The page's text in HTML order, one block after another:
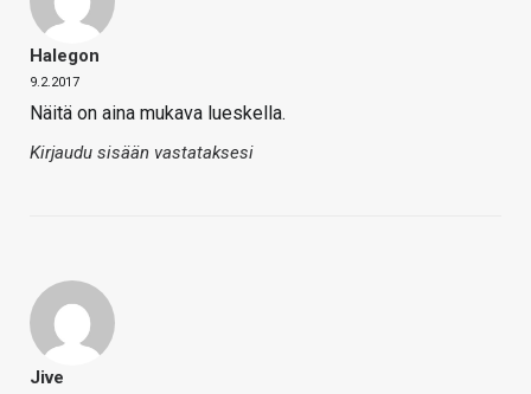
Halegon
9.2.2017
Näitä on aina mukava lueskella.
Kirjaudu sisään vastataksesi
Jive